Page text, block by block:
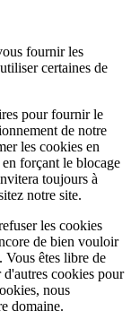
fournir les
certaines de
pour fournir le
de notre
les cookies en
forçant le blocage
toujours à
notre site.
les cookies
de bien vouloir
Vous êtes libre de
cookies pour
nous
domaine.